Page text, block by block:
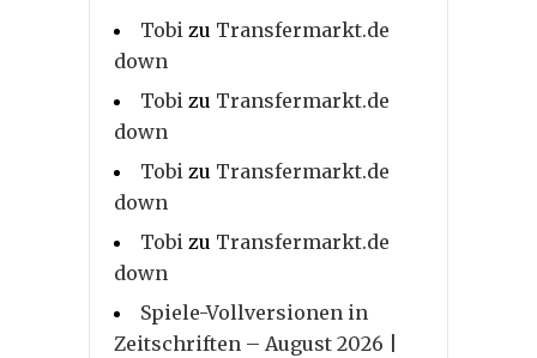
Tobi zu Transfermarkt.de
down
Tobi zu Transfermarkt.de
down
Tobi zu Transfermarkt.de
down
Tobi zu Transfermarkt.de
down
Spiele-Vollversionen in
Zeitschriften – August 2026 |